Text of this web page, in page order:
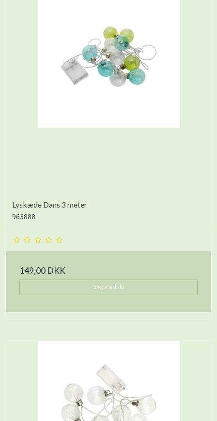
Lyskæde Dans 3 meter
963888
149,00 DKK
Vis produkt